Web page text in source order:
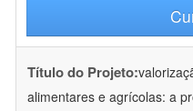
Título do Projeto:
alimentares e agrícolas: a